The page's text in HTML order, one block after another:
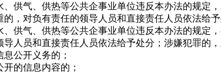
气、供热等公共企事业单位违反本办法的规定，
，对负有责任的领导人员和直接责任人员依法给予
气、供热等公共企事业单位违反本办法的规定，
人员和直接责任人员依法给予处分；涉嫌犯罪的
公开义务的；
的信息内容的；